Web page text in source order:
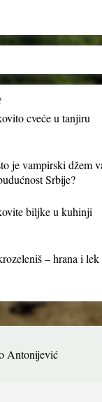
cveće u tanjiru
je vampirski džem
Srbije?
biljke u kuhinji
– hrana i lek
Antonijević